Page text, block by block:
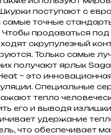
поступают с
точные
Чтобы продаваться
скрупулезный
Только самые
получают ярлык
– это
Специальные
тепло
его и выводя
удержание
что обеспечивает